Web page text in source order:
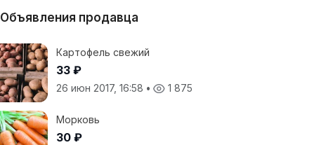
Объявления продавца
Картофель свежий
33 ₽
26 июн 2017, 16:58 • 1 875
Морковь
30 ₽